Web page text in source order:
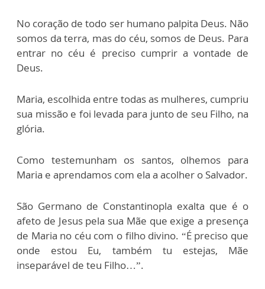
No coração de todo ser humano palpita Deus. Não
somos da terra, mas do céu, somos de Deus. Para
entrar no céu é preciso cumprir a vontade de
Deus.
Maria, escolhida entre todas as mulheres, cumpriu
sua missão e foi levada para junto de seu Filho, na
glória.
Como testemunham os santos, olhemos para
Maria e aprendamos com ela a acolher o Salvador.
São Germano de Constantinopla exalta que é o
afeto de Jesus pela sua Mãe que exige a presença
de Maria no céu com o filho divino. “É preciso que
onde estou Eu, também tu estejas, Mãe
inseparável de teu Filho…”.